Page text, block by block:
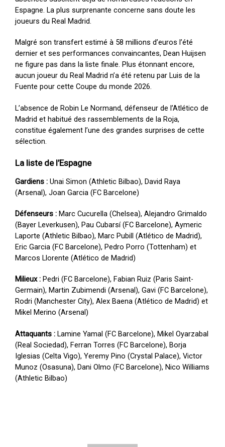
Espagne. La plus surprenante concerne sans doute les
joueurs du Real Madrid.
Malgré son transfert estimé à 58 millions d’euros l’été
dernier et ses performances convaincantes, Dean Huijsen
ne figure pas dans la liste finale. Plus étonnant encore,
aucun joueur du Real Madrid n’a été retenu par Luis de la
Fuente pour cette Coupe du monde 2026.
L’absence de Robin Le Normand, défenseur de l’Atlético de
Madrid et habitué des rassemblements de la Roja,
constitue également l’une des grandes surprises de cette
sélection.
La liste de l’Espagne
Gardiens : Unai Simon (Athletic Bilbao), David Raya
(Arsenal), Joan Garcia (FC Barcelone)
Défenseurs : Marc Cucurella (Chelsea), Alejandro Grimaldo
(Bayer Leverkusen), Pau Cubarsí (FC Barcelone), Aymeric
Laporte (Athletic Bilbao), Marc Pubill (Atlético de Madrid),
Eric Garcia (FC Barcelone), Pedro Porro (Tottenham) et
Marcos Llorente (Atlético de Madrid)
Milieux : Pedri (FC Barcelone), Fabian Ruiz (Paris Saint-
Germain), Martin Zubimendi (Arsenal), Gavi (FC Barcelone),
Rodri (Manchester City), Alex Baena (Atlético de Madrid) et
Mikel Merino (Arsenal)
Attaquants : Lamine Yamal (FC Barcelone), Mikel Oyarzabal
(Real Sociedad), Ferran Torres (FC Barcelone), Borja
Iglesias (Celta Vigo), Yeremy Pino (Crystal Palace), Victor
Munoz (Osasuna), Dani Olmo (FC Barcelone), Nico Williams
(Athletic Bilbao)